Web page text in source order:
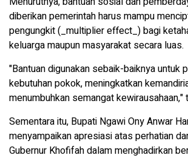
diberikan pemerintah harus mampu
pengungkit (_multiplier effect_) bagi
keluarga maupun masyarakat secara luas.
"Bantuan digunakan sebaik-baiknya untuk
kebutuhan pokok, meningkatkan
menumbuhkan semangat kewirausahaan,"
Sementara itu, Bupati Ngawi Ony Anwar
menyampaikan apresiasi atas perhatian
Gubernur Khofifah dalam menghadirkan